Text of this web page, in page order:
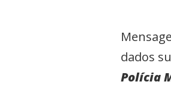
dados
Polícia